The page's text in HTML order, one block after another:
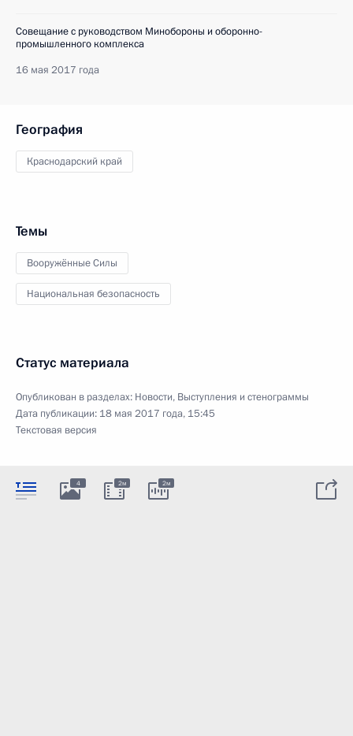
Совещание с руководством Минобороны и оборонно-
промышленного комплекса
16 мая 2017 года
География
Краснодарский край
Темы
Вооружённые Силы
Национальная безопасность
Статус материала
Опубликован в разделах: Новости, Выступления и стенограммы
Дата публикации: 18 мая 2017 года, 15:45
Текстовая версия
4 2м 2м